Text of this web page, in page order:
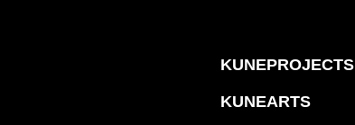
KUNEPROJECTS
KUNEARTS